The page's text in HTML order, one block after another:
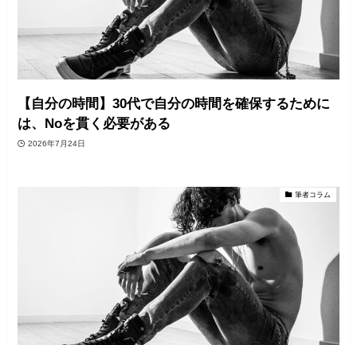
【自分の時間】30代で自分の時間を確保するために
は、Noを貫く必要がある
2026年7月24日
筆者コラム